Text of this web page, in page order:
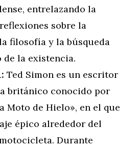
entrelazando la
sobre la
filosofía y la búsqueda
de la existencia.
Ted Simon es un escritor
británico conocido por
Moto de Hielo», en el que
épico alrededor del
Durante